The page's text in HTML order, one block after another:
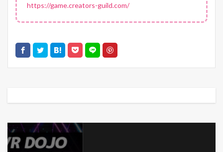
https://game.creators-guild.com/